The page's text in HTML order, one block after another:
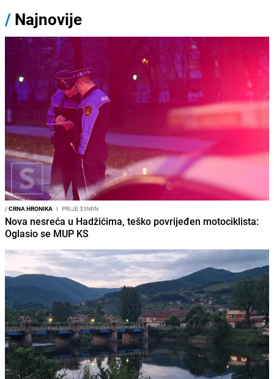
/ Najnovije
/CRNA HRONIKA I PRIJE 33MIN
Nova nesreća u Hadžićima, teško povrijeđen motociklista:
Oglasio se MUP KS